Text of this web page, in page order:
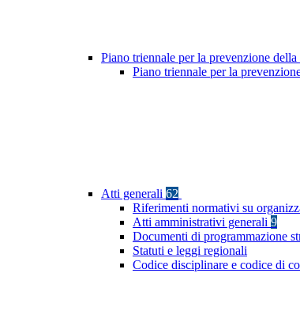
Piano triennale per la prevenzione
Piano triennale per la
Atti generali 62
Riferimenti normativi su
Atti amministrativi generali 9
Documenti di programmazione
Statuti e leggi regionali
Codice disciplinare e codice di